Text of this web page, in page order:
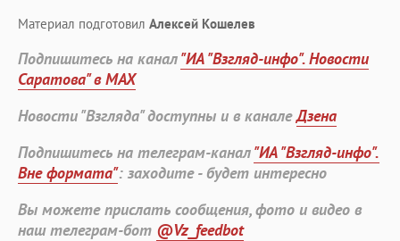
Материал подготовил Алексей Кошелев
Подпишитесь на канал"ИА "Взгляд-инфо". Новости
Саратова" в MAX
Новости "Взгляда" доступны и в каналеДзена
Подпишитесь на телеграм-канал"ИА "Взгляд-инфо".
Вне формата": заходите - будет интересно
Вы можете прислать сообщения, фото и видео в
наш телеграм-бот @Vz_feedbot